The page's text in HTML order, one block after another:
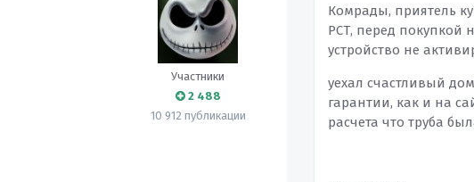
Участники
2 488
10 912 публикации
Комрады, приятель
РСТ, перед покупкой
устройство не
уехал счастливый
гарантии, как и на
расчета что труба